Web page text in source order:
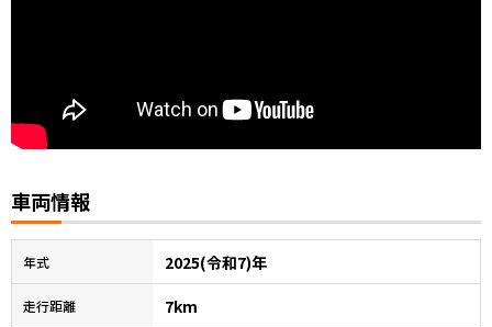
車両情報
年式 2025(令和7)年
走行距離 7km